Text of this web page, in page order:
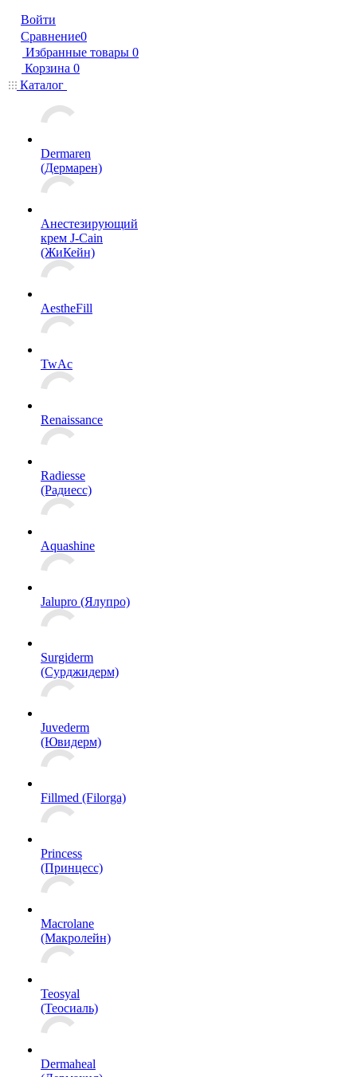
Войти
Сравнение0
Избранные товары 0
Корзина 0
Каталог
Dermaren
(Дермарен)
Анестезирующий
крем J-Cain
(ЖиКейн)
AestheFill
TwAc
Renaissance
Radiesse
(Радиесс)
Aquashine
Jalupro (Ялупро)
Surgiderm
(Сурджидерм)
Juvederm
(Ювидерм)
Fillmed (Filorga)
Princess
(Принцесс)
Macrolane
(Макролейн)
Teosyal
(Теосиаль)
Dermaheal